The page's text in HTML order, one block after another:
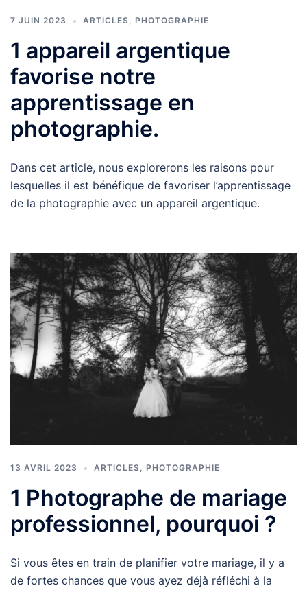
7 JUIN 2023 ARTICLES, PHOTOGRAPHIE
1 appareil argentique
favorise notre
apprentissage en
photographie.
Dans cet article, nous explorerons les raisons pour
lesquelles il est bénéfique de favoriser l’apprentissage
de la photographie avec un appareil argentique.
13 AVRIL 2023 ARTICLES PHOTOGRAPHIE
1 Photographe de mariage
professionnel, pourquoi ?
Si vous êtes en train de planifier votre mariage, il y a
de fortes chances que vous ayez déjà réfléchi à la